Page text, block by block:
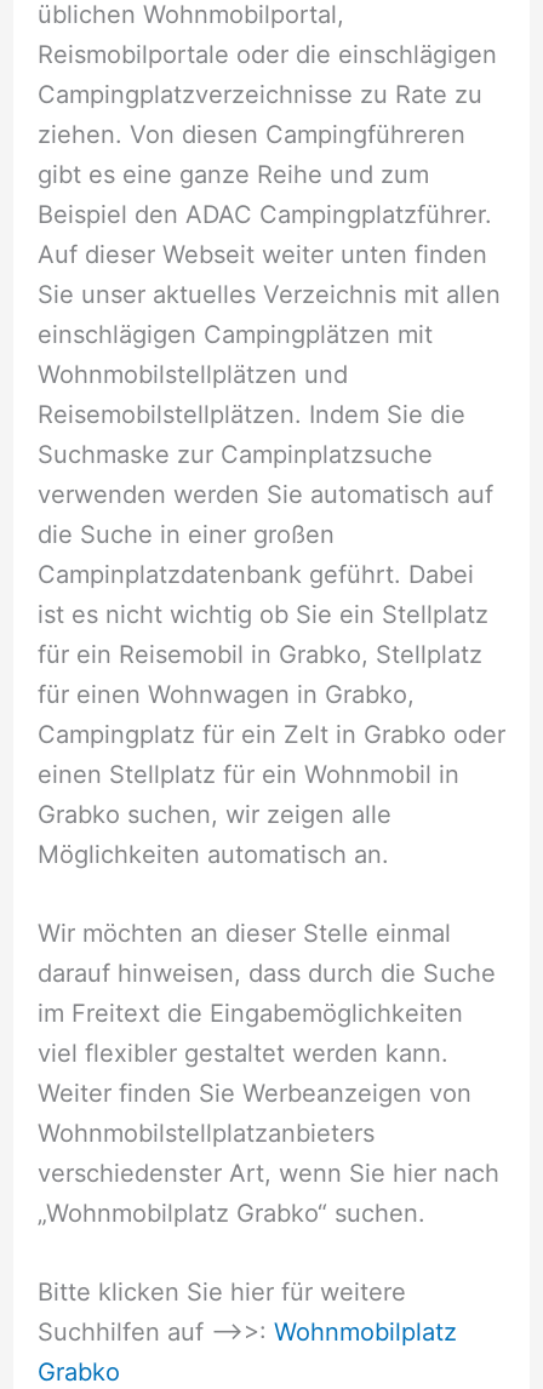
üblichen Wohnmobilportal,
Reismobilportale oder die einschlägigen
Campingplatzverzeichnisse zu Rate zu
ziehen. Von diesen Campingführeren
gibt es eine ganze Reihe und zum
Beispiel den ADAC Campingplatzführer.
Auf dieser Webseit weiter unten finden
Sie unser aktuelles Verzeichnis mit allen
einschlägigen Campingplätzen mit
Wohnmobilstellplätzen und
Reisemobilstellplätzen. Indem Sie die
Suchmaske zur Campinplatzsuche
verwenden werden Sie automatisch auf
die Suche in einer großen
Campinplatzdatenbank geführt. Dabei
ist es nicht wichtig ob Sie ein Stellplatz
für ein Reisemobil in Grabko, Stellplatz
für einen Wohnwagen in Grabko,
Campingplatz für ein Zelt in Grabko oder
einen Stellplatz für ein Wohnmobil in
Grabko suchen, wir zeigen alle
Möglichkeiten automatisch an.
Wir möchten an dieser Stelle einmal
darauf hinweisen, dass durch die Suche
im Freitext die Eingabemöglichkeiten
viel flexibler gestaltet werden kann.
Weiter finden Sie Werbeanzeigen von
Wohnmobilstellplatzanbieters
verschiedenster Art, wenn Sie hier nach
„Wohnmobilplatz Grabko“ suchen.
Bitte klicken Sie hier für weitere
Suchhilfen auf –>>: Wohnmobilplatz
Grabko